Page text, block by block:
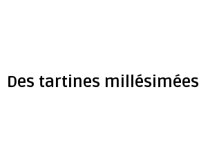
Des tartines millésimées